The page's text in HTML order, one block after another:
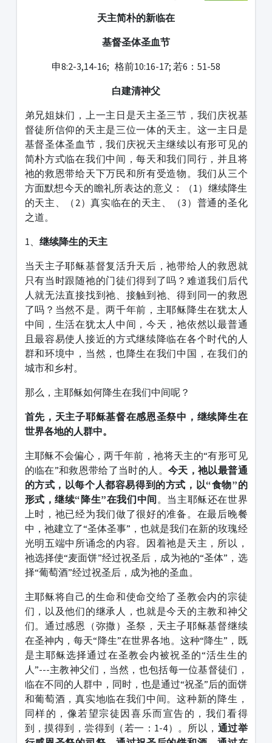
天主简朴的新临在
基督圣体圣血节
申8:2-3,14-16; 格前10:16-17; 若6：51-58
白建清神父
弟兄姐妹们，上一主日是天主圣三节，我们庆祝基
督徒所信仰的天主是三位一体的天主。这一主日是
基督圣体圣血节，我们庆祝天主继续以有形可见的
简朴方式临在我们中间，每天和我们同行，并且将
祂的救恩带给天下万民和所有受造物。我们从三个
方面默想今天的瞻礼所表达的意义：（1）继续降生
的天主、（2）真实临在的天主、（3）普通的圣化
之道。
1、 继续降生的天主
当天主子耶稣基督复活升天后，祂带给人的救恩就
只有当时跟随祂的门徒们得到了吗？难道我们后代
人就无法直接找到祂、接触到祂、得到同一的救恩
了吗？当然不是。两千年前，主耶稣降生在犹太人
中间，生活在犹太人中间，今天，祂依然以最普通
且最容易使人接近的方式继续降临在各个时代的人
群和环境中，当然，也降生在我们中国，在我们的
城市和乡村。
那么，主耶稣如何降生在我们中间呢？
首先，天主子耶稣基督在感恩圣祭中，继续降生在
世界各地的人群中。
主耶稣不会偏心，两千年前，祂将天主的“有形可见
的临在”和救恩带给了当时的人。 今天，祂以最普通
的方式，以每个人都容易得到的方式，以“食物”的
形式，继续“ 降生”在我们中间。当主耶稣还在世界
上时，祂已经为我们做了很好的准备。在最后晚餐
中，祂建立了“圣体圣事”，也就是我们在新的玫瑰经
光明五端中所诵念的内容。因着祂是天主，所以，
祂选择使“麦面饼”经过祝圣后，成为祂的“圣体”，选
择“葡萄酒”经过祝圣后，成为祂的圣血。
主耶稣将自己的生命和使命交给了圣教会内的宗徒
们，以及他们的继承人，也就是今天的主教和神父
们。通过感恩（弥撒）圣祭，天主子耶稣基督继续
在圣神内，每天“降生”在世界各地。这种“降生”，既
是主耶稣选择通过在圣教会内被祝圣的“活生生的
人”---主教神父们，当然，也包括每一位基督徒们，
临在不同的人群中，同时，也是通过“祝圣”后的面饼
和葡萄酒，真实地临在我们中间。这种新的降生，
同样的，像若望宗徒因喜乐而宣告的，我们看得
到，摸得到，尝得到（若一：1-4）。所以， 通过举